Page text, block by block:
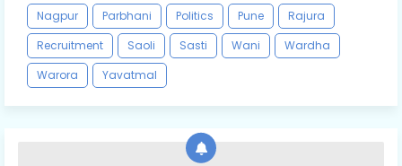
Nagpur
Parbhani Politics Pune
Rajura
Recruitment
Saoli Sasti Wani
Wardha
Warora
Yavatmal